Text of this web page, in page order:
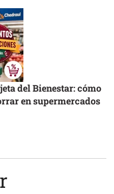
del Bienestar: cómo
en supermercados